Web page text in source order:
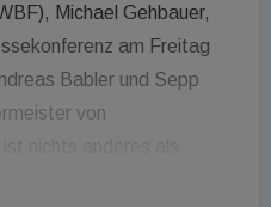
Michael Gehbauer,
am Freitag
Babler und Sepp
von